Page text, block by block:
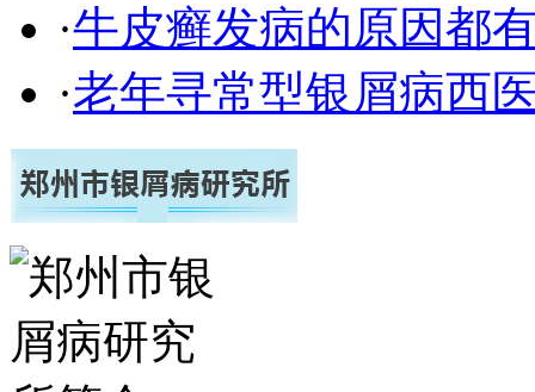
·牛皮癣发病的原因都
·老年寻常型银屑病西